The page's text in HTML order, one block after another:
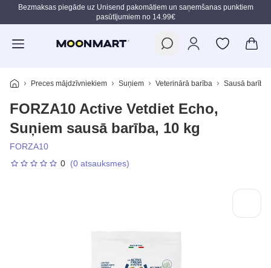
Pāriet uz galveno saturu
Bezmaksas piegāde uz Unisend pakomātiem un saņemšanas punktiem
pasūtījumiem no 14.99€
Preces mājdzīvniekiem Suņiem Veterinārā barība Sausā barība
FORZA10 Active Vetdiet Echo,
Suņiem sausā barība, 10 kg
FORZA10
0 (0 atsauksmes)